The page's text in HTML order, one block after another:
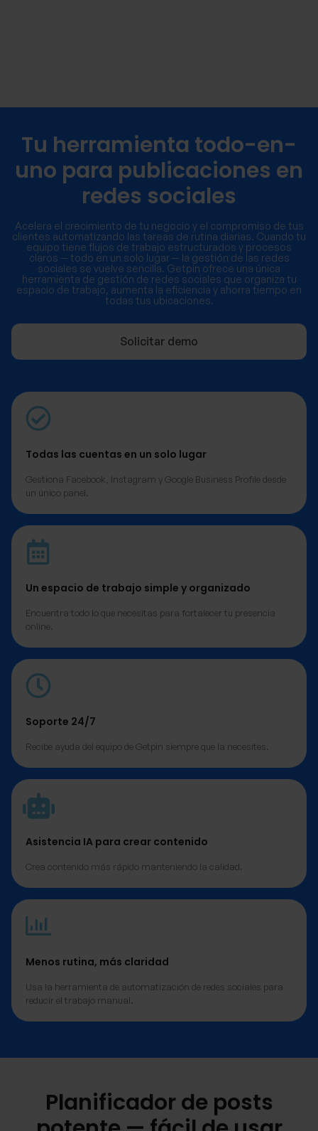
Tu herramienta todo-en-
uno para publicaciones en
redes sociales
Acelera el crecimiento de tu negocio y el compromiso de tus
clientes automatizando las tareas de rutina diarias. Cuando tu
equipo tiene flujos de trabajo estructurados y procesos
claros — todo en un solo lugar — la gestión de las redes
sociales se vuelve sencilla. Getpin ofrece una única
herramienta de gestión de redes sociales que organiza tu
espacio de trabajo, aumenta la eficiencia y ahorra tiempo en
todas tus ubicaciones.
Solicitar demo
Todas las cuentas en un solo lugar
Gestiona Facebook, Instagram y Google Business Profile desde
un único panel.
Un espacio de trabajo simple y organizado
Encuentra todo lo que necesitas para fortalecer tu presencia
online.
Soporte 24/7
Recibe ayuda del equipo de Getpin siempre que la necesites.
Asistencia IA para crear contenido
Crea contenido más rápido manteniendo la calidad.
Menos rutina, más claridad
Usa la herramienta de automatización de redes sociales para
reducir el trabajo manual.
Planificador de posts